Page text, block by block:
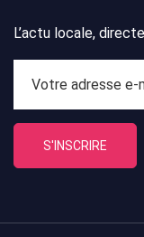
L’actu locale,
S'INSCRIRE